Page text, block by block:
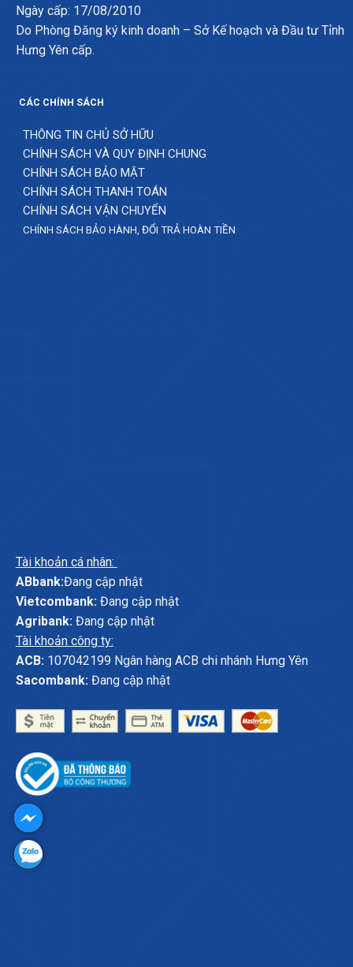
Ngày cấp: 17/08/2010
Do Phòng Đăng ký kinh doanh – Sở Kế hoạch và Đầu tư Tỉnh
Hưng Yên cấp.
CÁC CHÍNH SÁCH
THÔNG TIN CHỦ SỞ HỮU
CHÍNH SÁCH VÀ QUY ĐỊNH CHUNG
CHÍNH SÁCH BẢO MẬT
CHÍNH SÁCH THANH TOÁN
CHÍNH SÁCH VẬN CHUYỂN
CHÍNH SÁCH BẢO HÀNH, ĐỔI TRẢ HOÀN TIỀN
Tài khoản cá nhân:
ABbank:Đang cập nhật
Vietcombank:Đang cập nhật
Agribank:Đang cập nhật
Tài khoản công ty:
ACB:107042199 Ngân hàng ACB chi nhánh Hưng Yên
Sacombank:Đang cập nhật